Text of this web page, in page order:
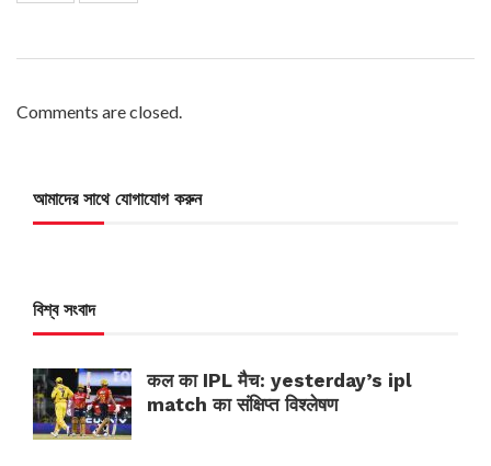
Comments are closed.
আমাদের সাথে যোগাযোগ করুন
বিশ্ব সংবাদ
कल का IPL मैच: yesterday’s ipl
match का संक्षिप्त विश्लेषण